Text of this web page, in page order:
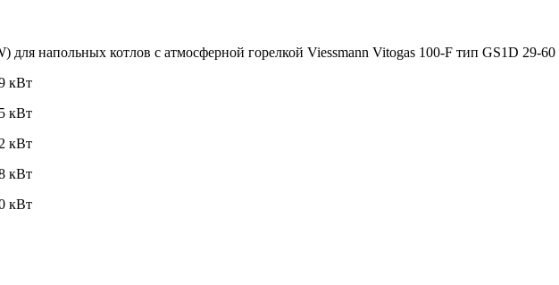
для напольных котлов с атмосферной горелкой Viessmann Vitogas 100-F тип GS1D 29-
кВт
кВт
кВт
кВт
кВт